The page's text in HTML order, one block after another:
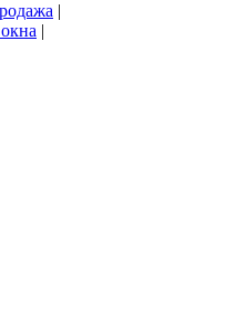
|
|